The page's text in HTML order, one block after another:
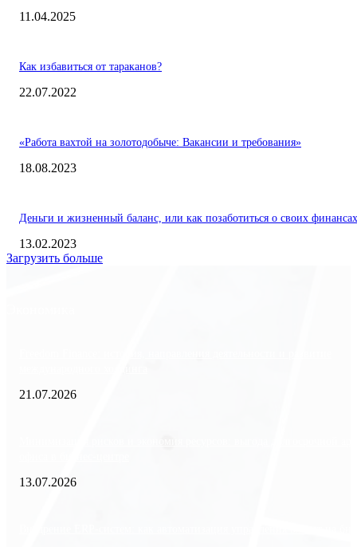
11.04.2025
Как избавиться от тараканов?
22.07.2022
«Работа вахтой на золотодобыче: Вакансии и требования»
18.08.2023
Деньги и жизненный баланс, или как позаботиться о своих финансах
13.02.2023
Загрузить больше
21.07.2026
13.07.2026